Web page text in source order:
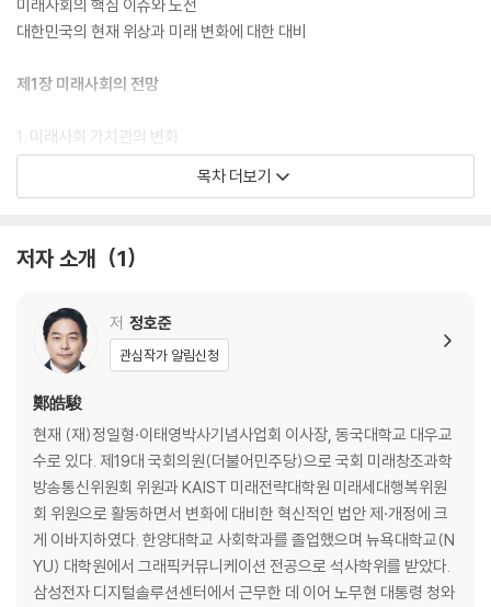
미래사회의 핵심 이슈와 도전
대한민국의 현재 위상과 미래 변화에 대한 대비
제1장 미래사회의 전망
1. 미래사회 가치관의 변화
현대 사회의 가치와 미래사회의 가치 차이
제4차 산업혁명의 영향과 상상의 미래
기술의 발전과 일상생활의 변화
3. 인구 구조와 노동시장의 변화
고령화 사회와 그 영향
노동시장의 변화와 미래의 직업
기술의 발전과 노동시장
4. 환경 문제와 지속 가능한 발전
기후 변화와 그 영향
지속 가능한 발전
미래의 에너지 솔루션
제2장 미래사회 핵심 이슈
목차 더보기
저자 소개 1
저 정호준
관심작가 알림신청
鄭皓駿
현재 (재)정일형·이태영박사기념사업회 이사장, 동국대학교 대우교
수로 있다. 제19대 국회의원(더불어민주당)으로 국회 미래창조과학
방송통신위원회 위원과 KAIST 미래전략대학원 미래세대행복위원
회 위원으로 활동하면서 변화에 대비한 혁신적인 법안 제·개정에 크
게 이바지하였다. 한양대학교 사회학과를 졸업했으며 뉴욕대학교(N
YU) 대학원에서 그래픽커뮤니케이션 전공으로 석사학위를 받았다.
삼성전자 디지털솔루션센터에서 근무한 데 이어 노무현 대통령 청와